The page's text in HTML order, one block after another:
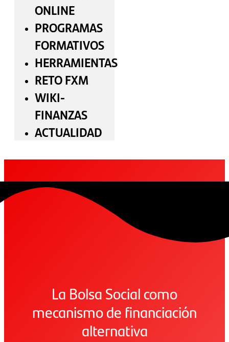
ONLINE
PROGRAMAS
FORMATIVOS
HERRAMIENTAS
RETO FXM
WIKI-
FINANZAS
ACTUALIDAD
La Bolsa Social como
mecanismo de financiación
alternativa